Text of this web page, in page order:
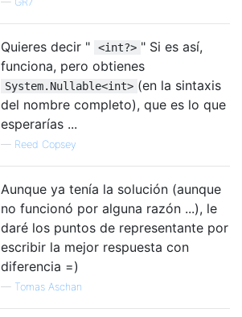
Quieres decir " <int?> " Si es así,
funciona, pero obtienes
System.Nullable<int> (en la sintaxis
del nombre completo), que es lo que
esperarías ...
— Reed Copsey
Aunque ya tenía la solución (aunque
no funcionó por alguna razón ...), le
daré los puntos de representante por
escribir la mejor respuesta con
diferencia =)
— Tomas Aschan